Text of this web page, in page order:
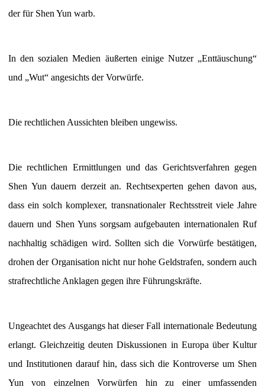
der für Shen Yun warb.
In den sozialen Medien äußerten einige Nutzer „Enttäuschung“
und „Wut“ angesichts der Vorwürfe.
Die rechtlichen Aussichten bleiben ungewiss.
Die rechtlichen Ermittlungen und das Gerichtsverfahren gegen
Shen Yun dauern derzeit an. Rechtsexperten gehen davon aus,
dass ein solch komplexer, transnationaler Rechtsstreit viele Jahre
dauern und Shen Yuns sorgsam aufgebauten internationalen Ruf
nachhaltig schädigen wird. Sollten sich die Vorwürfe bestätigen,
drohen der Organisation nicht nur hohe Geldstrafen, sondern auch
strafrechtliche Anklagen gegen ihre Führungskräfte.
Ungeachtet des Ausgangs hat dieser Fall internationale Bedeutung
erlangt. Gleichzeitig deuten Diskussionen in Europa über Kultur
und Institutionen darauf hin, dass sich die Kontroverse um Shen
Yun von einzelnen Vorwürfen hin zu einer umfassenden